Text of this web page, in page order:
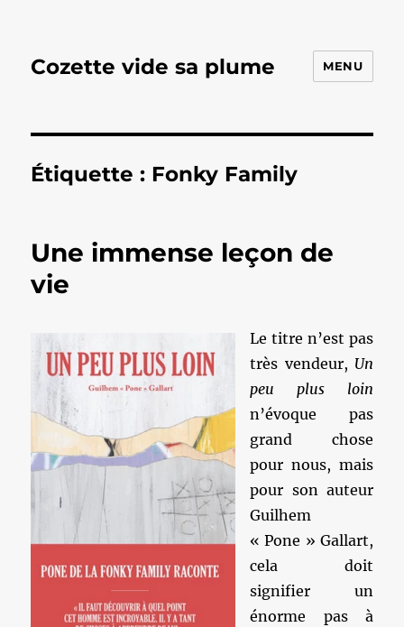
Cozette vide sa plume MENU
Étiquette : Fonky Family
Une immense leçon de
vie
Le titre n’est pas
très vendeur, Un
peu plus loin
n’évoque pas
grand chose
pour nous, mais
pour son auteur
Guilhem
« Pone » Gallart,
cela doit
signifier un
énorme pas à